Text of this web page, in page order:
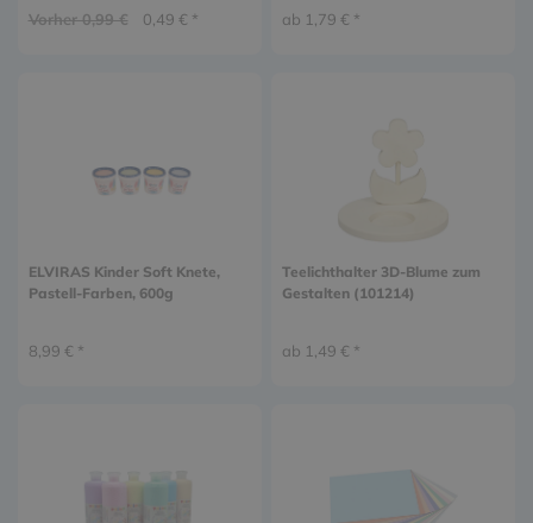
Vorher 0,99 € 0,49 € * ab 1,79 € *
ELVIRAS Kinder Soft Knete,
Pastell-Farben, 600g
8,99 € *
Teelichthalter 3D-Blume zum
Gestalten (101214)
ab 1,49 € *